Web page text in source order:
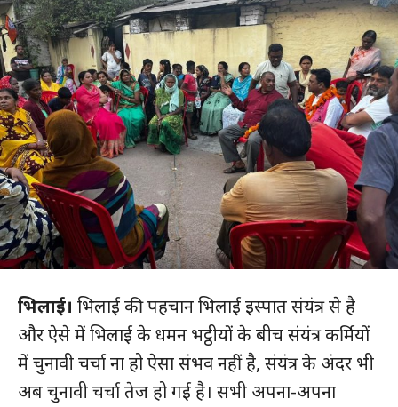
भिलाई। भिलाई की पहचान भिलाई इस्पात संयंत्र से है
और ऐसे में भिलाई के धमन भट्ठीयों के बीच संयंत्र कर्मियों
में चुनावी चर्चा ना हो ऐसा संभव नहीं है, संयंत्र के अंदर भी
अब चुनावी चर्चा तेज हो गई है। सभी अपना-अपना